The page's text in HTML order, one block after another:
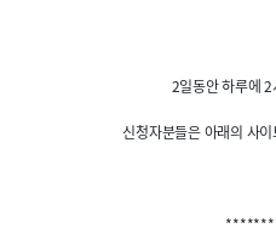
2일동안 하루에
신청자분들은 아래의 사